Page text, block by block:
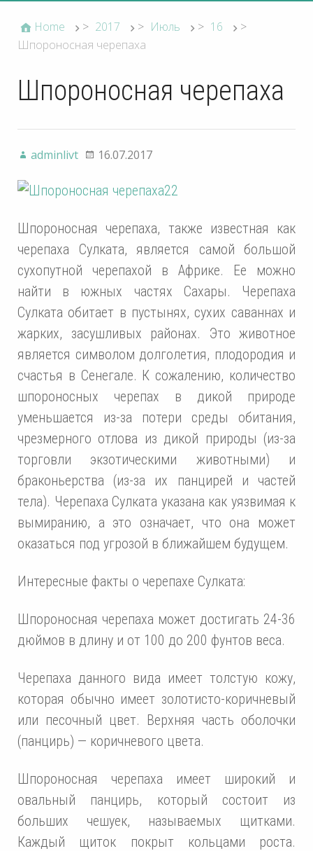
Home > 2017 > Июль > 16
>
Шпороносная черепаха
Шпороносная черепаха
adminlivt 16.07.2017
Шпороносная черепаха, также известная как
черепаха Сулката, является самой большой
сухопутной черепахой в Африке. Ее можно
найти в южных частях Сахары. Черепаха
Сулката обитает в пустынях, сухих саваннах и
жарких, засушливых районах. Это животное
является символом долголетия, плодородия и
счастья в Сенегале. К сожалению, количество
шпороносных черепах в дикой природе
уменьшается из-за потери среды обитания,
чрезмерного отлова из дикой природы (из-за
торговли экзотическими животными) и
браконьерства (из-за их панцирей и частей
тела). Черепаха Сулката указана как уязвимая к
вымиранию, а это означает, что она может
оказаться под угрозой в ближайшем будущем.
Интересные факты о черепахе Сулката:
Шпороносная черепаха может достигать 24-36
дюймов в длину и от 100 до 200 фунтов веса.
Черепаха данного вида имеет толстую кожу,
которая обычно имеет золотисто-коричневый
или песочный цвет. Верхняя часть оболочки
(панцирь) — коричневого цвета.
Шпороносная черепаха имеет широкий и
овальный панцирь, который состоит из
больших чешуек, называемых щитками.
Каждый щиток покрыт кольцами роста.